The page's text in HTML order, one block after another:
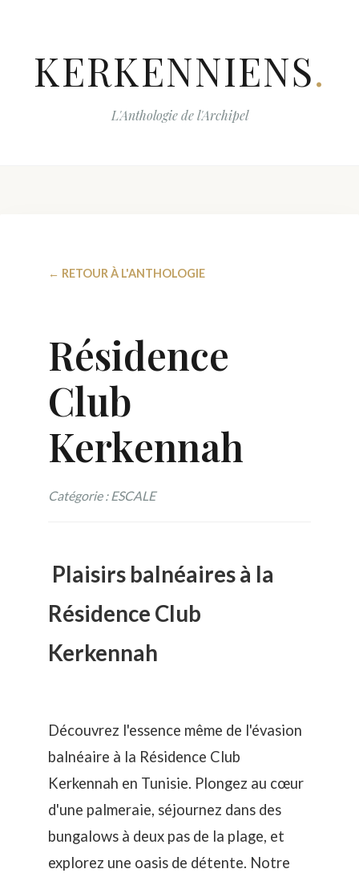
KERKENNIENS.
L'Anthologie de l'Archipel
← RETOUR À L'ANTHOLOGIE
Résidence
Club
Kerkennah
Catégorie : ESCALE
Plaisirs balnéaires à la
Résidence Club
Kerkennah
Découvrez l'essence même de l'évasion
balnéaire à la Résidence Club
Kerkennah en Tunisie. Plongez au cœur
d'une palmeraie, séjournez dans des
bungalows à deux pas de la plage, et
explorez une oasis de détente. Notre